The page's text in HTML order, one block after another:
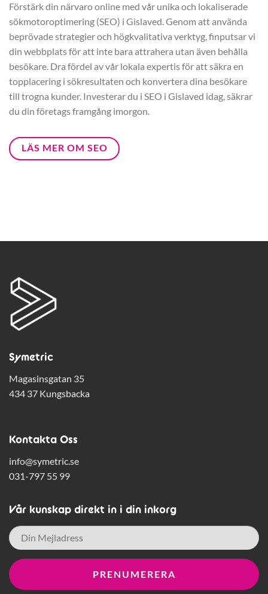
Förstärk din närvaro online med vår unika och lokaliserade
sökmotoroptimering (SEO) i Gislaved. Genom att använda
beprövade strategier och högkvalitativa verktyg, finputsar vi
din webbplats för att inte bara attrahera utan även behålla
besökare. Dra fördel av vår lokala expertis för att säkra en
topplacering i sökresultaten och konvertera dina besökare
till trogna kunder. Investerar du i SEO i Gislaved idag, säkrar
du din företags framgång imorgon.
LÄS MER OM SEO
Symetric
Magasinsgatan 35
434 37 Kungsbacka
Kontakta Oss
info@symetric.se
031-797 55 99
Vår kunskap direkt in i din inkorg
E-
post *